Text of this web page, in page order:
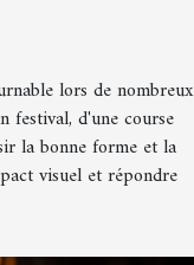
lors de nombreux
festival, d'une course
la bonne forme et la
visuel et répondre